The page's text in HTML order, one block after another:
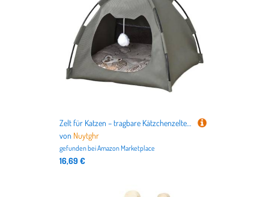
Zelt für Katzen – tragbare Kätzchenzelte – tragbare, atmungsaktive Höhlen, Kisten, Haus für drinnen und draußen, Reisen, alle Jahreszeiten, Kätzchen, Welpen, Kaninchen, Hund, Camping
von Nuytghr
gefunden beiAmazon Marketplace
16,69 €